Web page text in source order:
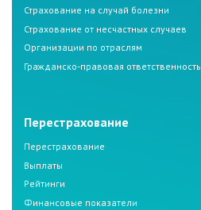
Страхование на случай болезни
Страхование от несчастных случаев
Организации по отраслям
Гражданско-правовая ответственность
Перестрахование
Перестрахование
Выплаты
Рейтинги
Финансовые показатели